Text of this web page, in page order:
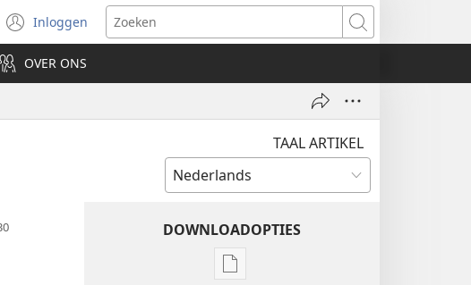
Inloggen
(opent
nieuw
venster)
Zoeken
OVER ONS
TAAL ARTIKEL
DOWNLOADOPTIES
Downloadopties